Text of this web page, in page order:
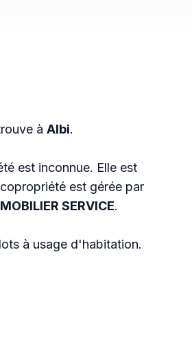
à Albi.
est inconnue. Elle est
est gérée par
SERVICE.
lots à usage d'habitation.